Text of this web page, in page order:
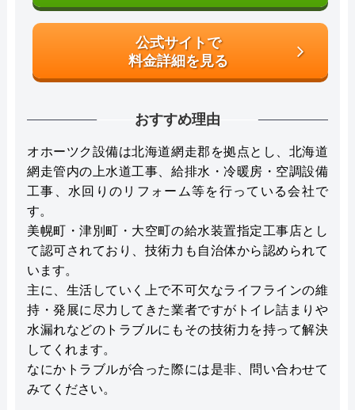
公式サイトで
料金詳細を見る
おすすめ理由
オホーツク設備は北海道網走郡を拠点とし、北海道
網走管内の上水道工事、給排水・冷暖房・空調設備
工事、水回りのリフォーム等を行っている会社で
す。
美幌町・津別町・大空町の給水装置指定工事店とし
て認可されており、技術力も自治体から認められて
います。
主に、生活していく上で不可欠なライフラインの維
持・発展に尽力してきた業者ですがトイレ詰まりや
水漏れなどのトラブルにもその技術力を持って解決
してくれます。
なにかトラブルが合った際には是非、問い合わせて
みてください。